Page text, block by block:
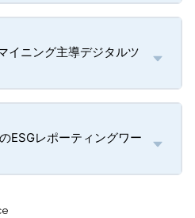
イニング主導デジタルツ
ESGレポーティングワー